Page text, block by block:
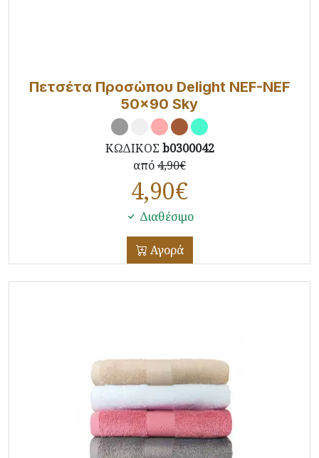
Πετσέτα Προσώπου Delight NEF-NEF
50x90 Sky
ΚΩΔΙΚΟΣ b0300042
από4,90€
4,90€
Διαθέσιμο
Αγορά